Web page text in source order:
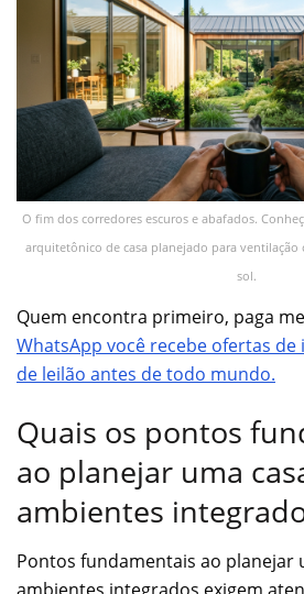
O fim dos corredores escuros e abafados.
arquitetônico de casa planejado para ventilação
sol.
Quem encontra primeiro, paga
WhatsApp você recebe ofertas
de leilão antes de todo mundo.
Quais os pontos
ao planejar uma
ambientes
Pontos fundamentais ao planejar